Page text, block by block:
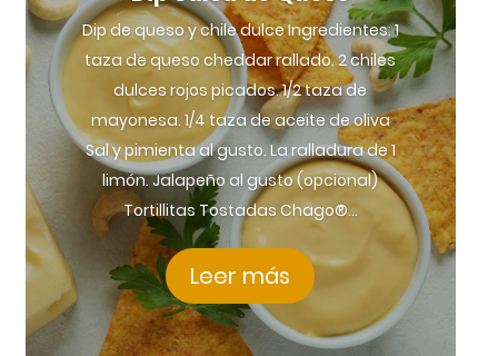
Dip de queso y chile dulce Ingredientes: 1
taza de queso cheddar rallado. 2 chiles
dulces rojos picados. 1/2 taza de
mayonesa. 1/4 taza de aceite de oliva
Sal y pimienta al gusto. La ralladura de 1
limón. Jalapeño al gusto (opcional)
Tortillitas Tostadas Chago®...
Leer más